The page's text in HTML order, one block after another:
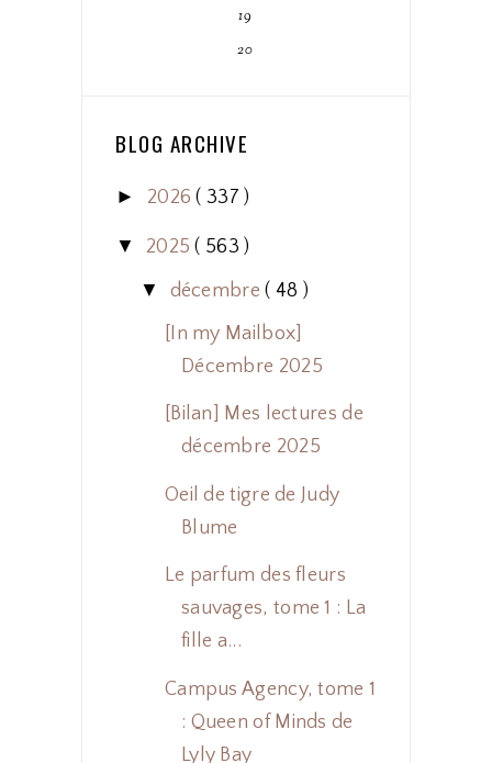
19
20
BLOG ARCHIVE
► 2026( 337 )
▼ 2025( 563 )
▼
décembre( 48 )
[In my Mailbox]
Décembre 2025
[Bilan] Mes lectures de
décembre 2025
Oeil de tigre de Judy
Blume
Le parfum des fleurs
sauvages, tome 1 : La
fille a...
Campus Agency, tome 1
: Queen of Minds de
Lyly Bay